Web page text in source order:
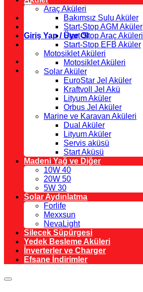
Giriş Yap / Üye Ol
Araç Aküleri
Bakımsız Sulu Aküler
Start-Stop AGM Aküler
Start-Stop Araç Aküleri
Start-Stop EFB Aküler
Motosiklet Aküleri
Motosiklet Aküleri
Solar Aküler
EuroStar Jel Aküler
Kraftvoll Jel Akü
Lityum Aküler
Orbus Jel Aküler
Marine ve Karavan Aküleri
Dual Aküler
Lityum Aküler
Servis aküsü
Start Aküsü
Madeni Yağ ve Diğer
10W 40
20W 50
5W 30
Solar Aydınlatma
Forlife
Mexxsun
NevaLight
Silecek Süpürgesi
Yedek Besleme Aküleri
İnverterler ve Charger
Efsane İndirimler